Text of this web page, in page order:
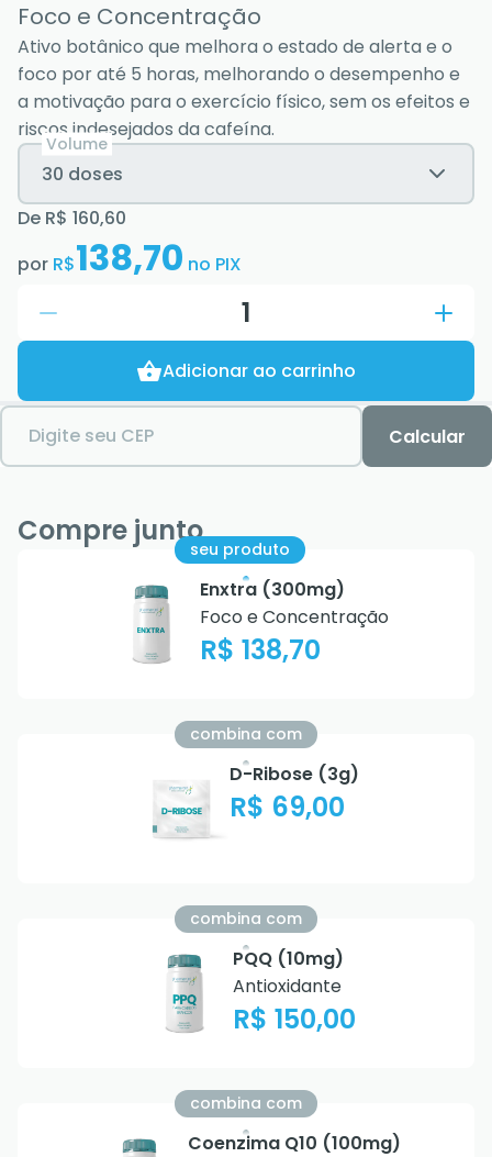
Foco e Concentração
Ativo botânico que melhora o estado de alerta e o
foco por até 5 horas, melhorando o desempenho e
a motivação para o exercício físico, sem os efeitos e
riscos indesejados da cafeína.
Volume
30 doses
De R$ 160,60
por R$138,70 no PIX
1
Adicionar ao carrinho
Digite seu CEP Calcular
Compre junto
seu produto
Enxtra (300mg)
Foco e Concentração
R$ 138,70
combina com
D-Ribose (3g)
R$ 69,00
combina com
PQQ (10mg)
Antioxidante
R$ 150,00
combina com
Coenzima Q10 (100mg)